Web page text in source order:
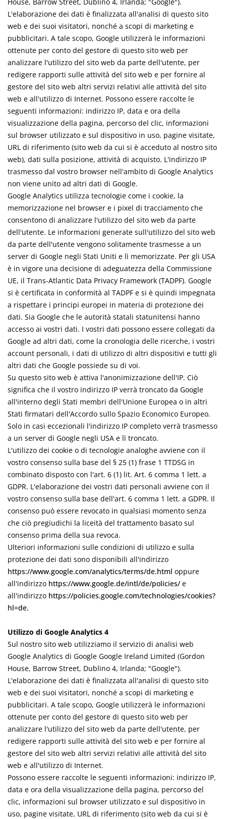
L'elaborazione dei dati è finalizzata all'analisi di questo sito
web e dei suoi visitatori, nonché a scopi di marketing e
pubblicitari. A tale scopo, Google utilizzerà le informazioni
ottenute per conto del gestore di questo sito web per
analizzare l'utilizzo del sito web da parte dell'utente, per
redigere rapporti sulle attività del sito web e per fornire al
gestore del sito web altri servizi relativi alle attività del sito
web e all'utilizzo di Internet. Possono essere raccolte le
seguenti informazioni: indirizzo IP, data e ora della
visualizzazione della pagina, percorso del clic, informazioni
sul browser utilizzato e sul dispositivo in uso, pagine visitate,
URL di riferimento (sito web da cui si è acceduto al nostro sito
web), dati sulla posizione, attività di acquisto. L'indirizzo IP
trasmesso dal vostro browser nell'ambito di Google Analytics
non viene unito ad altri dati di Google.
Google Analytics utilizza tecnologie come i cookie, la
memorizzazione nel browser e i pixel di tracciamento che
consentono di analizzare l'utilizzo del sito web da parte
dell'utente. Le informazioni generate sull'utilizzo del sito web
da parte dell'utente vengono solitamente trasmesse a un
server di Google negli Stati Uniti e lì memorizzate. Per gli USA
è in vigore una decisione di adeguatezza della Commissione
UE, il Trans-Atlantic Data Privacy Framework (TADPF). Google
si è certificata in conformità al TADPF e si è quindi impegnata
a rispettare i principi europei in materia di protezione dei
dati. Sia Google che le autorità statali statunitensi hanno
accesso ai vostri dati. I vostri dati possono essere collegati da
Google ad altri dati, come la cronologia delle ricerche, i vostri
account personali, i dati di utilizzo di altri dispositivi e tutti gli
altri dati che Google possiede su di voi.
Su questo sito web è attiva l'anonimizzazione dell'IP. Ciò
significa che il vostro indirizzo IP verrà troncato da Google
all'interno degli Stati membri dell'Unione Europea o in altri
Stati firmatari dell'Accordo sullo Spazio Economico Europeo.
Solo in casi eccezionali l'indirizzo IP completo verrà trasmesso
a un server di Google negli USA e lì troncato.
L'utilizzo dei cookie o di tecnologie analoghe avviene con il
vostro consenso sulla base del § 25 (1) frase 1 TTDSG in
combinato disposto con l'art. 6 (1) lit. Art. 6 comma 1 lett. a
GDPR. L'elaborazione dei vostri dati personali avviene con il
vostro consenso sulla base dell'art. 6 comma 1 lett. a GDPR. Il
consenso può essere revocato in qualsiasi momento senza
che ciò pregiudichi la liceità del trattamento basato sul
consenso prima della sua revoca.
Ulteriori informazioni sulle condizioni di utilizzo e sulla
protezione dei dati sono disponibili all'indirizzo
https://www.google.com/analytics/terms/de.html oppure
all'indirizzo https://www.google.de/intl/de/policies/ e
all'indirizzo https://policies.google.com/technologies/cookies?
hl=de.
Utilizzo di Google Analytics 4
Sul nostro sito web utilizziamo il servizio di analisi web
Google Analytics di Google Google Ireland Limited (Gordon
House, Barrow Street, Dublino 4, Irlanda; "Google").
L'elaborazione dei dati è finalizzata all'analisi di questo sito
web e dei suoi visitatori, nonché a scopi di marketing e
pubblicitari. A tale scopo, Google utilizzerà le informazioni
ottenute per conto del gestore di questo sito web per
analizzare l'utilizzo del sito web da parte dell'utente, per
redigere rapporti sulle attività del sito web e per fornire al
gestore del sito web altri servizi relativi alle attività del sito
web e all'utilizzo di Internet.
Possono essere raccolte le seguenti informazioni: indirizzo IP,
data e ora della visualizzazione della pagina, percorso del
clic, informazioni sul browser utilizzato e sul dispositivo in
uso, pagine visitate, URL di riferimento (sito web da cui si è